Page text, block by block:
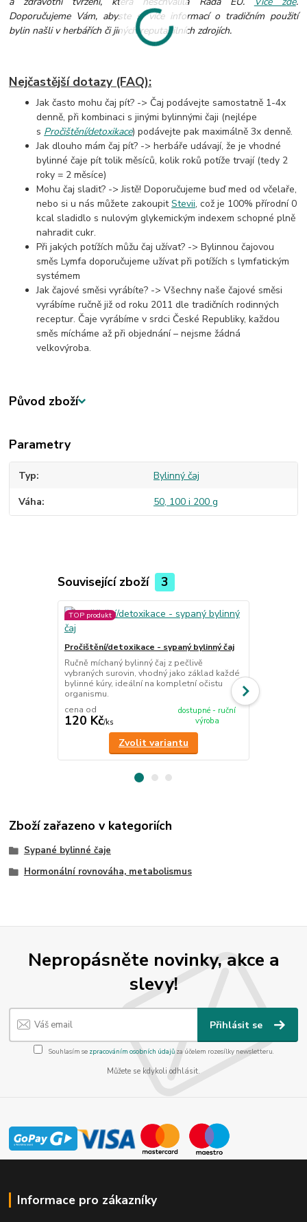
Doporučujeme Vám, abyste si více informací o tradičním použití
bylin našli v herbářích či jiných reputabilních zdrojích.
Nejčastější dotazy (FAQ):
Jak často mohu čaj pít? -> Čaj podávejte samostatně 1-4x
denně, při kombinaci s jinými bylinnými čaji (nejlépe
s Pročištění/detoxikace) podávejte pak maximálně 3x denně.
Jak dlouho mám čaj pít? -> herbáře udávají, že je vhodné
bylinné čaje pít tolik měsíců, kolik roků potíže trvají (tedy 2
roky = 2 měsíce)
Mohu čaj sladit? -> Jistě! Doporučujeme buď med od včelaře,
nebo si u nás můžete zakoupitStevii, což je 100% přírodní 0
kcal sladidlo s nulovým glykemickým indexem schopné plně
nahradit cukr.
Při jakých potížích můžu čaj užívat? -> Bylinnou čajovou
směs Lymfa doporučujeme užívat při potížích s lymfatickým
systémem
Jak čajové směsi vyrábíte? -> Všechny naše čajové směsi
vyrábíme ručně již od roku 2011 dle tradičních rodinných
receptur. Čaje vyrábíme v srdci České Republiky, každou
směs mícháme až při objednání – nejsme žádná
velkovýroba.
Původ zboží
Parametry
Typ Bylinný čaj
Váha 50, 100 i 200 g
Související zboží 3
TOP produkt
Pročištění/detoxikace - sypaný bylinný čaj
Ručně míchaný bylinný čaj z pečlivě
vybraných surovin, vhodný jako základ každé
bylinné kúry, ideální na kompletní očistu
organismu.
cena od
120 Kč/ks
dostupné - ruční
výroba
Zvolit variantu
Zboží zařazeno v kategoriích
Sypané bylinné čaje
Hormonální rovnováha, metabolismus
Nepropásněte novinky, akce a
slevy!
Přihlásit se
Souhlasím se zpracováním osobních údajůza účelem rozesílky newsletteru.
Můžete se kdykoli odhlásit.
Informace pro zákazníky